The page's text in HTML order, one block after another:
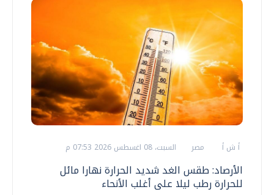
أ ش أ مصر السبت، 08 اغسطس 2026 07:53 م
الأرصاد: طقس الغد شديد الحرارة نهارا مائل
للحرارة رطب ليلا على أغلب الأنحاء